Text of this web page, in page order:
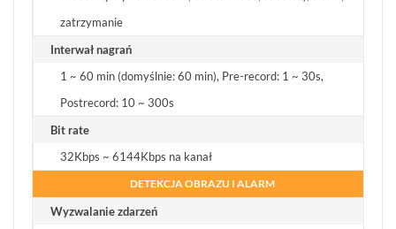
zatrzymanie
Interwał nagrań
1 ~ 60 min (domyślnie: 60 min), Pre-record: 1 ~ 30s,
Postrecord: 10 ~ 300s
Bit rate
32Kbps ~ 6144Kbps na kanał
DETEKCJA OBRAZU I ALARM
Wyzwalanie zdarzeń